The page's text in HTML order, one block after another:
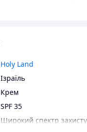
Holy Land
Ізраїль
Крем
SPF 35
Широкий спектр